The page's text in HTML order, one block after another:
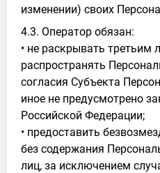
изменении) своих
4.3. Оператор обязан:
• не раскрывать третьим
распространять
согласия Субъекта
иное не предусмотрено
Российской Федерации;
• предоставить
без содержания
лиц, за исключением